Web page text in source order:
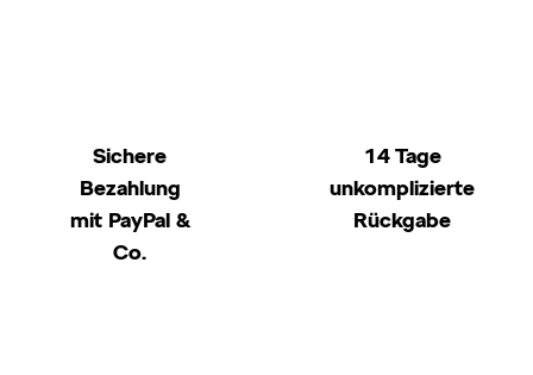
Sichere
Bezahlung
mit PayPal &
Co.
14 Tage
unkomplizierte
Rückgabe